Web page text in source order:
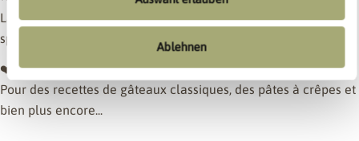
Ablehnen
La capacité de cuisson est uniquement due au mélange
spécial de farine de riz.
❤️
Succès garanti et adapté à un usage quotidien
Pour des recettes de gâteaux classiques, des pâtes à crêpes et
bien plus encore...